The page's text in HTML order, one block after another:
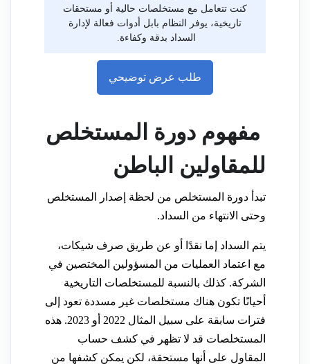
كنت تتعامل مع مستخلصات حالية أو مستحقات
تاريخية، يوفر النظام بابل أدوات فعالة لإدارة
السداد بدقة وكفاءة.
طلب عرض توضيحي
مفهوم دورة المستخلص
للمقاولين الباطن
تبدأ دورة المستخلص من لحظة إصدار المستخلص
وحتى الانتهاء من السداد.
يتم السداد إما نقدًا أو عن طريق صرف شيكات،
مع اعتماد العمليات من المسؤولين المختصين في
الشركة. كذلك بالنسبة للمستخلصات التاريخية
أحيانًا تكون هناك مستخلصات غير مسددة تعود إلى
فترات سابقة على سبيل المثال 2022 أو 2023. هذه
المستخلصات قد لا تظهر في كشف حساب
المقاول على أنها مستحقة، لكن يمكن كشفها من